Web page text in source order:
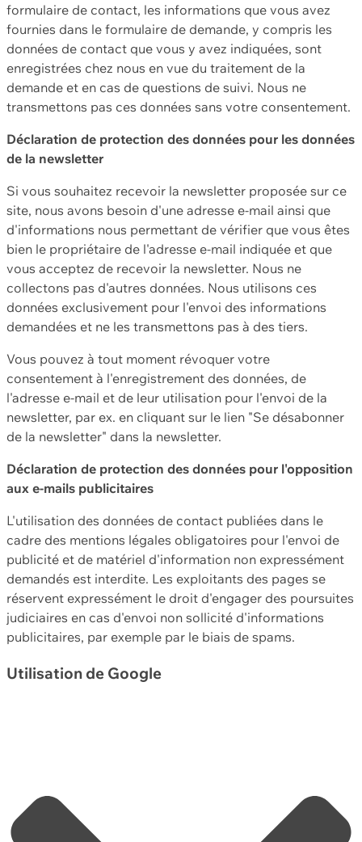
formulaire de contact, les informations que vous avez
fournies dans le formulaire de demande, y compris les
données de contact que vous y avez indiquées, sont
enregistrées chez nous en vue du traitement de la
demande et en cas de questions de suivi. Nous ne
transmettons pas ces données sans votre consentement.
Déclaration de protection des données pour les données
de la newsletter
Si vous souhaitez recevoir la newsletter proposée sur ce
site, nous avons besoin d'une adresse e-mail ainsi que
d'informations nous permettant de vérifier que vous êtes
bien le propriétaire de l'adresse e-mail indiquée et que
vous acceptez de recevoir la newsletter. Nous ne
collectons pas d'autres données. Nous utilisons ces
données exclusivement pour l'envoi des informations
demandées et ne les transmettons pas à des tiers.
Vous pouvez à tout moment révoquer votre
consentement à l'enregistrement des données, de
l'adresse e-mail et de leur utilisation pour l'envoi de la
newsletter, par ex. en cliquant sur le lien "Se désabonner
de la newsletter" dans la newsletter.
Déclaration de protection des données pour l'opposition
aux e-mails publicitaires
L'utilisation des données de contact publiées dans le
cadre des mentions légales obligatoires pour l'envoi de
publicité et de matériel d'information non expressément
demandés est interdite. Les exploitants des pages se
réservent expressément le droit d'engager des poursuites
judiciaires en cas d'envoi non sollicité d'informations
publicitaires, par exemple par le biais de spams.
Utilisation de Google